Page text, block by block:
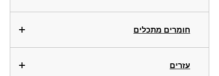
חומרים מתכלים
עזרים